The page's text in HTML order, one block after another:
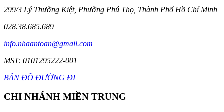
299/3 Lý Thường Kiệt, Phường Phú Thọ, Thành Phố Hồ Chí Minh
028.38.685.689
info.nhaantoan@gmail.com
MST: 0101295222-001
BẢN ĐỒ ĐƯỜNG ĐI
CHI NHÁNH MIỀN TRUNG